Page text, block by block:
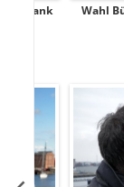
Wahl